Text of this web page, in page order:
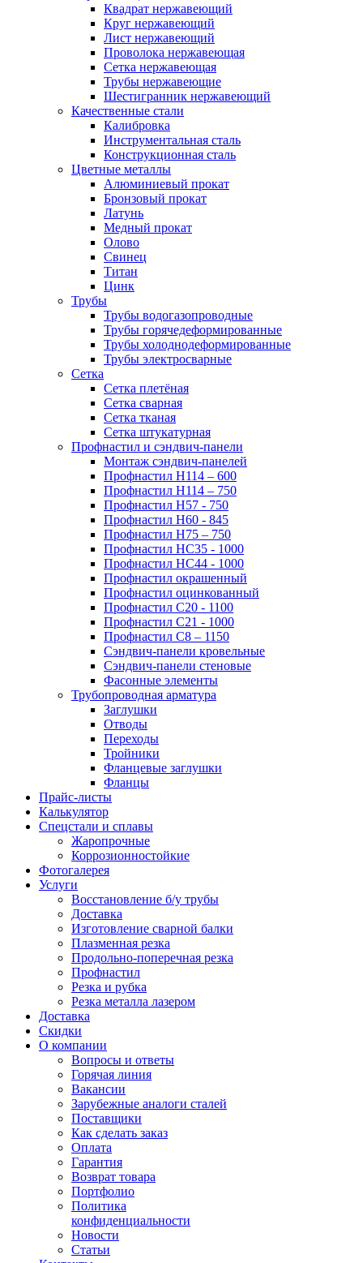
Квадрат нержавеющий
Круг нержавеющий
Лист нержавеющий
Проволока нержавеющая
Сетка нержавеющая
Трубы нержавеющие
Шестигранник нержавеющий
Качественные стали
Калибровка
Инструментальная сталь
Конструкционная сталь
Цветные металлы
Алюминиевый прокат
Бронзовый прокат
Латунь
Медный прокат
Олово
Свинец
Титан
Цинк
Трубы
Трубы водогазопроводные
Трубы горячедеформированные
Трубы холоднодеформированные
Трубы электросварные
Сетка
Сетка плетёная
Сетка сварная
Сетка тканая
Сетка штукатурная
Профнастил и сэндвич-панели
Монтаж сэндвич-панелей
Профнастил Н114 – 600
Профнастил Н114 – 750
Профнастил Н57 - 750
Профнастил Н60 - 845
Профнастил Н75 – 750
Профнастил НС35 - 1000
Профнастил НС44 - 1000
Профнастил окрашенный
Профнастил оцинкованный
Профнастил С20 - 1100
Профнастил С21 - 1000
Профнастил С8 – 1150
Сэндвич-панели кровельные
Сэндвич-панели стеновые
Фасонные элементы
Трубопроводная арматура
Заглушки
Отводы
Переходы
Тройники
Фланцевые заглушки
Фланцы
Прайс-листы
Калькулятор
Спецстали и сплавы
Жаропрочные
Коррозионностойкие
Фотогалерея
Услуги
Восстановление б/у трубы
Доставка
Изготовление сварной балки
Плазменная резка
Продольно-поперечная резка
Профнастил
Резка и рубка
Резка металла лазером
Доставка
Скидки
О компании
Вопросы и ответы
Горячая линия
Вакансии
Зарубежные аналоги сталей
Поставщики
Как сделать заказ
Оплата
Гарантия
Возврат товара
Портфолио
Политика
конфиденциальности
Новости
Статьи